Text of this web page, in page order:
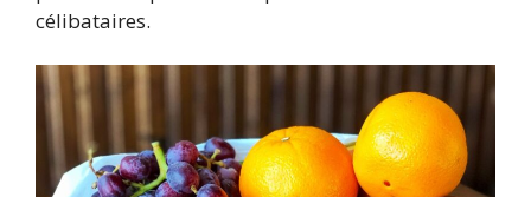
célibataires.